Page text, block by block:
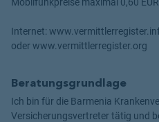
Internet:
oder www.vermittlerregister.org
Beratungsgrundlage
Ich bin für die Barmenia
Versicherungsvertreter tätig und